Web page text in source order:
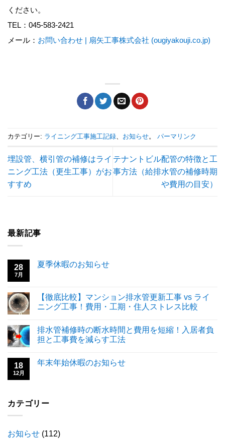
ください。
TEL：045-583-2421
メール： お問い合わせ | 扇矢工事株式会社 (ougiyakouji.co.jp)
カテゴリー: ライニング工事施工記録、 お知らせ。 パーマリンク
埋設管、横引管の補修はライ
ニング工法（更生工事）がお
すすめ
テナントビル配管の特徴と工
事方法（給排水管の補修時期
や費用の目安）
最新記事
28
7月
夏季休暇のお知らせ
【徹底比較】マンション排水管更新工事 vs ライ
ニング工事！費用・工期・住人ストレス比較
排水管補修時の断水時間と費用を短縮！入居者負
担と工事費を減らす工法
18
12月
年末年始休暇のお知らせ
カテゴリー
お知らせ (112)